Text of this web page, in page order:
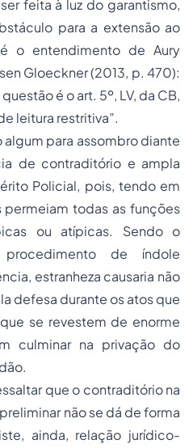
feita à luz do garantismo,
para a extensão ao
o entendimento de Aury
Gloeckner (2013, p. 470):
é o art. 5º, LV, da CB,
leitura restritiva”.
algum para assombro diante
de contraditório e ampla
Policial, pois, tendo em
permeiam todas as funções
ou atípicas. Sendo o
de índole
estranheza causaria não
defesa durante os atos que
se revestem de enorme
culminar na privação do
que o contraditório na
não se dá de forma
ainda, relação jurídico-